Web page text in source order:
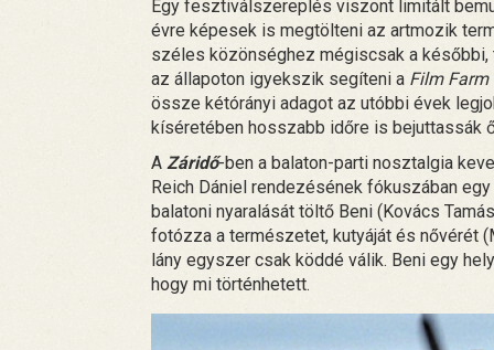
Egy fesztiválszereplés viszont limitált
évre képesek is megtölteni az artmozik
széles közönséghez mégiscsak a későbbi,
az állapoton igyekszik segíteni a Film Farm
össze kétórányi adagot az utóbbi évek
kíséretében hosszabb időre is bejuttassák
A Záridő-ben a balaton-parti nosztalgia
Reich Dániel rendezésének fókuszában
balatoni nyaralását töltő Beni (Kovács
fotózza a természetet, kutyáját és nővérét
lány egyszer csak köddé válik. Beni egy
hogy mi történhetett.